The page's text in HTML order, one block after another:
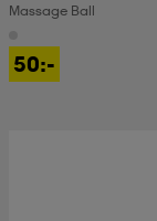
Massage Ball
50:-